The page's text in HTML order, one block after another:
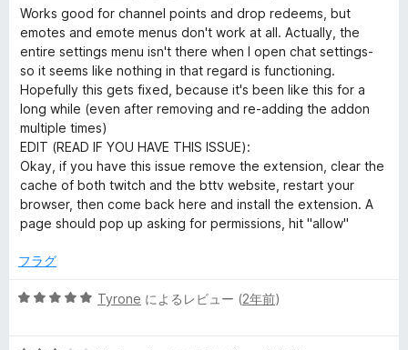
5
の
評
価
段
階
中
5
の
評
価
Works good for channel points and drop redeems, but
emotes and emote menus don't work at all. Actually, the
entire settings menu isn't there when I open chat settings-
so it seems like nothing in that regard is functioning.
Hopefully this gets fixed, because it's been like this for a
long while (even after removing and re-adding the addon
multiple times)
EDIT (READ IF YOU HAVE THIS ISSUE):
Okay, if you have this issue remove the extension, clear the
cache of both twitch and the bttv website, restart your
browser, then come back here and install the extension. A
page should pop up asking for permissions, hit "allow"
フラグ
5
Tyrone によるレビュー (2年前)